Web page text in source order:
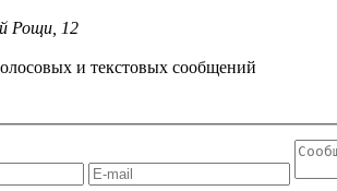
Рощи, 12
и текстовых сообщений